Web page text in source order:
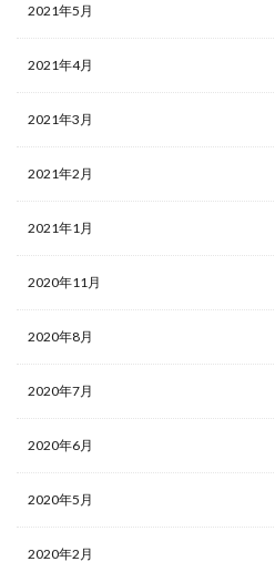
2021年5月
2021年4月
2021年3月
2021年2月
2021年1月
2020年11月
2020年8月
2020年7月
2020年6月
2020年5月
2020年2月